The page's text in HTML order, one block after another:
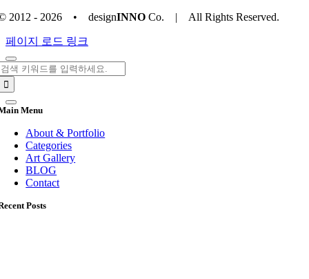
2012 - 2026 • designINNO Co. | All Rights Reserved.
Toggle
Bar
Area
페이지 로드 링크
:
Menu
About & Portfolio
Categories
Art Gallery
BLOG
Contact
Posts